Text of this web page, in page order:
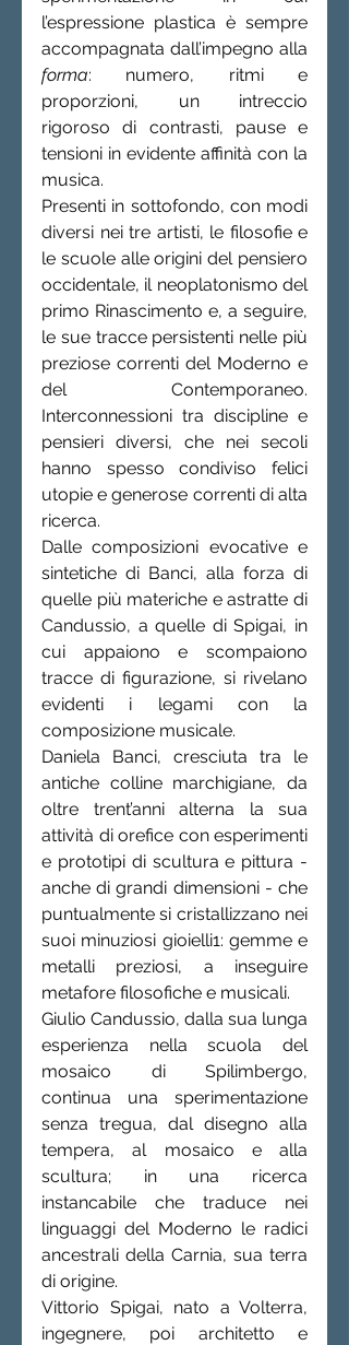
l’espressione plastica è sempre
forma: numero, ritmi e
proporzioni, un intreccio
rigoroso di contrasti, pause e
tensioni in evidente affinità con la
musica.
Presenti in sottofondo, con modi
diversi nei tre artisti, le filosofie e
le scuole alle origini del pensiero
occidentale, il neoplatonismo del
primo Rinascimento e, a seguire,
le sue tracce persistenti nelle più
preziose correnti del Moderno e
del Contemporaneo.
Interconnessioni tra discipline e
pensieri diversi, che nei secoli
hanno spesso condiviso felici
utopie e generose correnti di alta
ricerca.
Dalle composizioni evocative e
sintetiche di Banci, alla forza di
quelle più materiche e astratte di
Candussio, a quelle di Spigai, in
cui appaiono e scompaiono
tracce di figurazione, si rivelano
evidenti i legami con la
composizione musicale.
Daniela Banci, cresciuta tra le
antiche colline marchigiane, da
oltre trent’anni alterna la sua
attività di orefice con esperimenti
e prototipi di scultura e pittura -
anche di grandi dimensioni - che
puntualmente si cristallizzano nei
suoi minuziosi gioielli1: gemme e
metalli preziosi, a inseguire
metafore filosofiche e musicali.
Giulio Candussio, dalla sua lunga
esperienza nella scuola del
mosaico di Spilimbergo,
continua una sperimentazione
senza tregua, dal disegno alla
tempera, al mosaico e alla
scultura; in una ricerca
instancabile che traduce nei
linguaggi del Moderno le radici
ancestrali della Carnia, sua terra
di origine.
Vittorio Spigai, nato a Volterra,
ingegnere, poi architetto e